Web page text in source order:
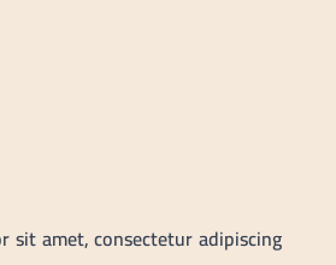
sit amet, consectetur adipiscing